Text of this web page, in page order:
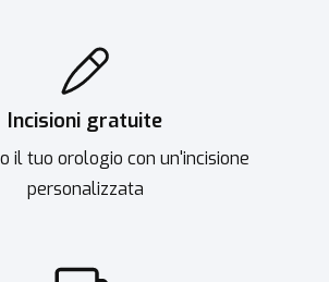
Incisioni gratuite
il tuo orologio con un'incisione
personalizzata